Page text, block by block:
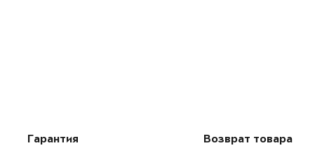
Гарантия Возврат товара